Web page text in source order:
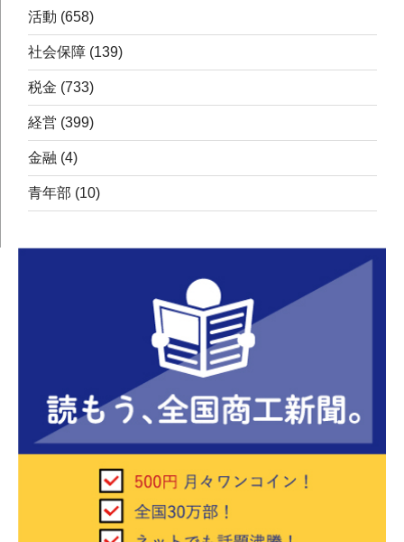
活動 (658)
社会保障 (139)
税金 (733)
経営 (399)
金融 (4)
青年部 (10)